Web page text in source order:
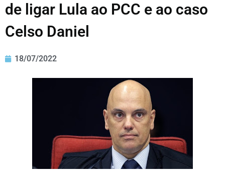
de ligar Lula ao PCC e ao caso
Celso Daniel
18/07/2022